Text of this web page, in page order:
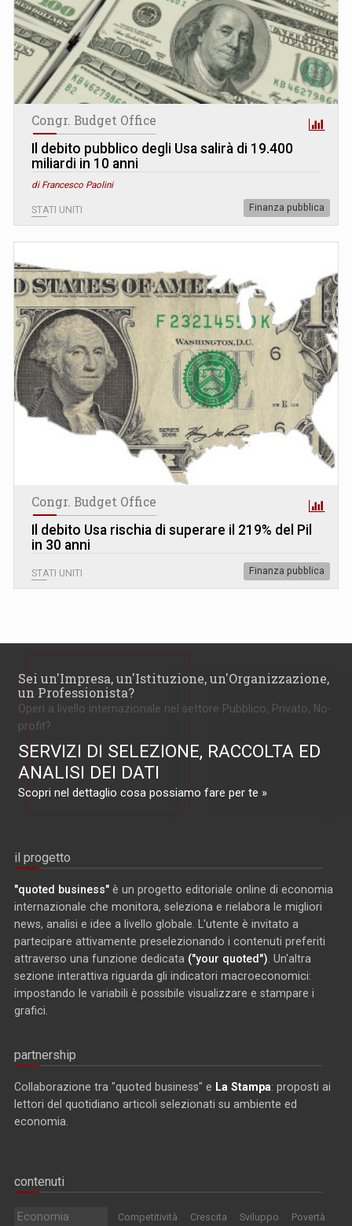
Congr. Budget Office
Il debito pubblico degli Usa salirà di 19.400
miliardi in 10 anni
di Francesco Paolini
STATI UNITI Finanza pubblica
Congr. Budget Office
Il debito Usa rischia di superare il 219% del Pil
in 30 anni
STATI UNITI Finanza pubblica
Sei un'Impresa, un'Istituzione, un'Organizzazione,
un Professionista?
Operi a livello internazionale nel settore Pubblico, Privato, No-
profit?
SERVIZI DI SELEZIONE, RACCOLTA ED
ANALISI DEI DATI
Scopri nel dettaglio cosa possiamo fare per te »
il progetto
"quoted business" è un progetto editoriale online di economia
internazionale che monitora, seleziona e rielabora le migliori
news, analisi e idee a livello globale. L'utente è invitato a
partecipare attivamente preselezionando i contenuti preferiti
attraverso una funzione dedicata ("your quoted") . Un'altra
sezione interattiva riguarda gli indicatori macroeconomici:
impostando le variabili è possibile visualizzare e stampare i
grafici.
partnership
Collaborazione tra "quoted business" e La Stampa: proposti ai
lettori del quotidiano articoli selezionati su ambiente ed
economia.
contenuti
Economia Competitività Crescita Sviluppo Povertà